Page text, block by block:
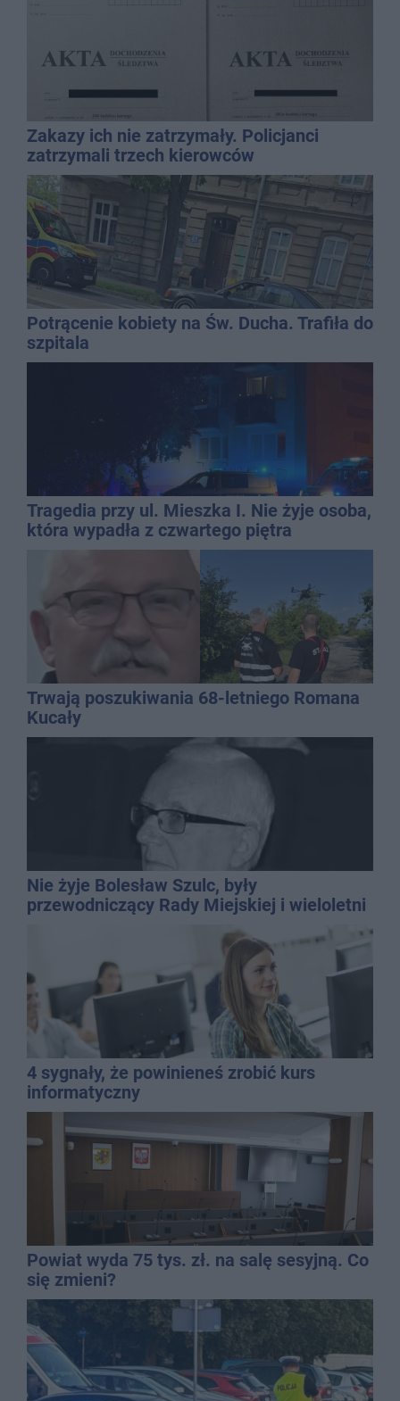
Zakazy ich nie zatrzymały. Policjanci
zatrzymali trzech kierowców
Potrącenie kobiety na Św. Ducha. Trafiła do
szpitala
Tragedia przy ul. Mieszka I. Nie żyje osoba,
która wypadła z czwartego piętra
Trwają poszukiwania 68-letniego Romana
Kucały
Nie żyje Bolesław Szulc, były
przewodniczący Rady Miejskiej i wieloletni
4 sygnały, że powinieneś zrobić kurs
informatyczny
Powiat wyda 75 tys. zł. na salę sesyjną. Co
się zmieni?